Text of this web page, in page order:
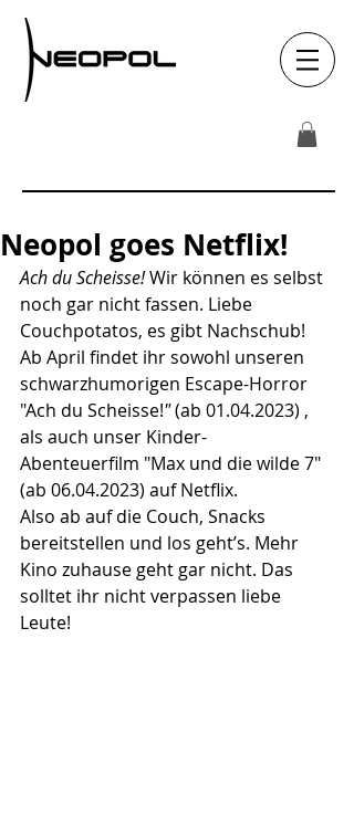
Neopol goes Netflix!
Ach du Scheisse! Wir können es selbst
noch gar nicht fassen. Liebe
Couchpotatos, es gibt Nachschub!
Ab April findet ihr sowohl unseren
schwarzhumorigen Escape-Horror
"Ach du Scheisse!" (ab 01.04.2023) ,
als auch unser Kinder-
Abenteuerfilm "Max und die wilde 7"
(ab 06.04.2023) auf Netflix.
Also ab auf die Couch, Snacks
bereitstellen und los geht’s. Mehr
Kino zuhause geht gar nicht. Das
solltet ihr nicht verpassen liebe
Leute!